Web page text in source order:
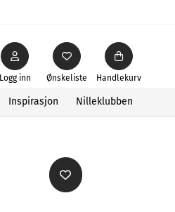
Ønskeliste
Logg inn Handlekurv
Inspirasjon Nilleklubben